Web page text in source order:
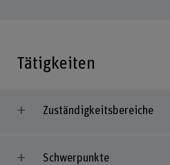
Tätigkeiten
Zuständigkeitsbereiche
Schwerpunkte